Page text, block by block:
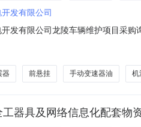
发有限公司
发有限公司龙陵车辆维护项目采
发动机机油桶4升12机油滤清器只
器 前悬挂 手动变速器油 机
器具及网络信息化配套物